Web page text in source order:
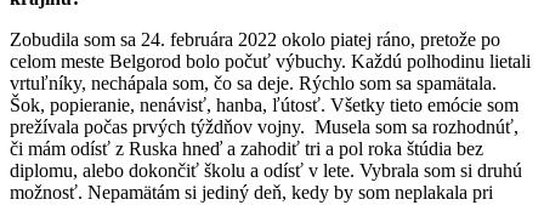
Zobudila som sa 24. februára 2022 okolo piatej ráno, pretože po
celom meste Belgorod bolo počuť výbuchy. Každú polhodinu lietali
vrtuľníky, nechápala som, čo sa deje. Rýchlo som sa spamätala.
Šok, popieranie, nenávisť, hanba, ľútosť. Všetky tieto emócie som
prežívala počas prvých týždňov vojny. Musela som sa rozhodnúť,
či mám odísť z Ruska hneď a zahodiť tri a pol roka štúdia bez
diplomu, alebo dokončiť školu a odísť v lete. Vybrala som si druhú
možnosť. Nepamätám si jediný deň, kedy by som neplakala pri